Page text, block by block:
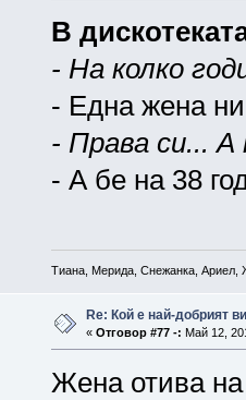
В
- На колко
- Една жена
- Права си...
- А бе на 38
Тиана, Мерида, Снежанка,
Re: Кой е най-добрият
« Отговор #77 -: Май 12,
Жена отива